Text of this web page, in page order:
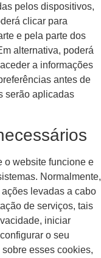
pelos dispositivos,
clicar para
e pela parte dos
alternativa, poderá
a informações
antes de
serão aplicadas
o website funcione e
Normalmente,
levadas a cabo
de serviços, tais
iniciar
o seu
esses cookies,